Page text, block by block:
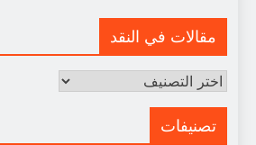
مقالات في النقد
مقالات
النقد
تصنيفات